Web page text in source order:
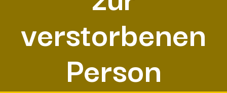
verstorbenen
Person